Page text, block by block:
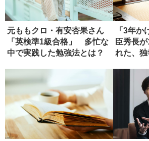
元ももクロ・有安杏果さん
「英検準1級合格」 多忙な
中で実践した勉強法とは？
「3年か
臣秀長
れた、